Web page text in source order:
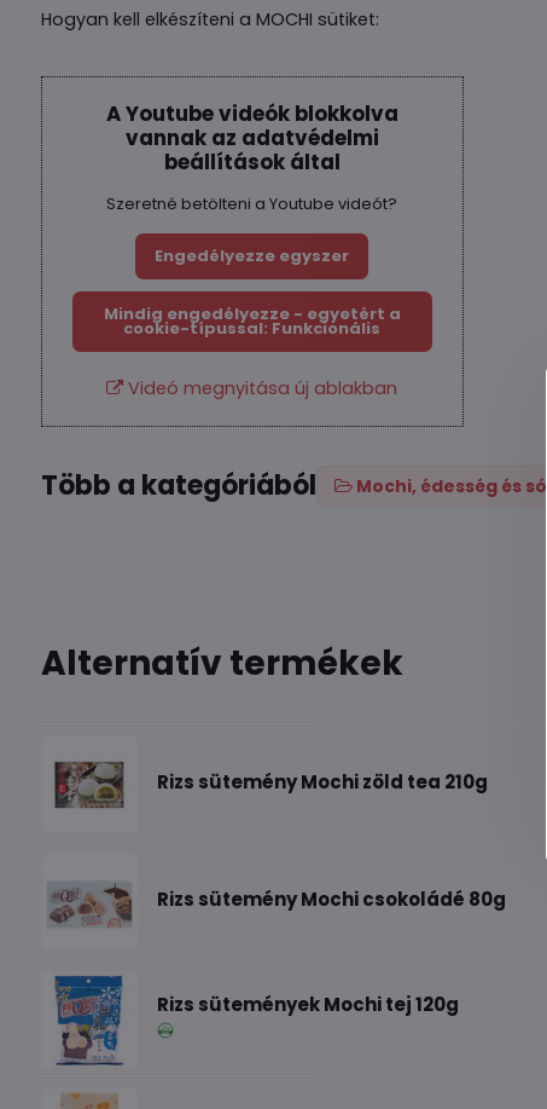
Hogyan kell elkészíteni a MOCHI sütiket:
A Youtube videók blokkolva
vannak az adatvédelmi
beállítások által
Szeretné betölteni a Youtube videót?
Engedélyezze egyszer
Mindig engedélyezze - egyetért a
cookie-típussal: Funkcionális
Videó megnyitása új ablakban
Több a kategóriából Mochi, édesség és sós
Alternatív termékek
Rizs sütemény Mochi zöld tea 210g
Rizs sütemény Mochi csokoládé 80g
Rizs sütemények Mochi tej 120g